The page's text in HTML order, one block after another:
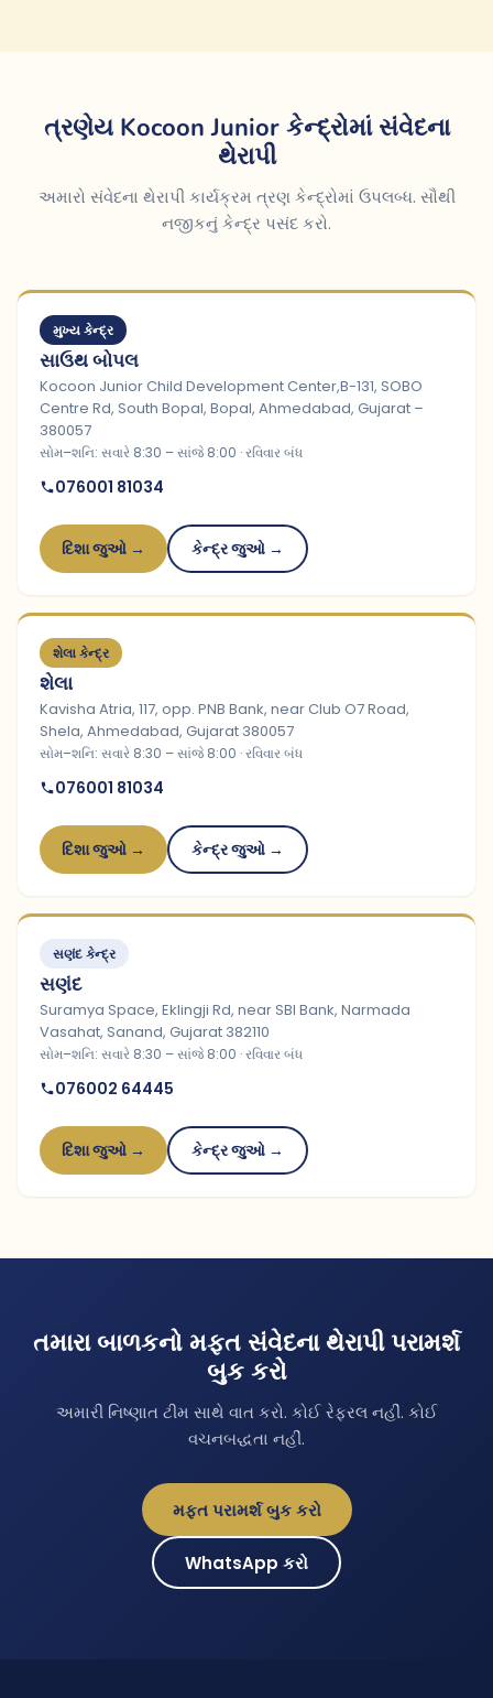
ત્રણેય Kocoon Junior કેન્દ્રોમાં સંવેદના
થેરાપી
અમારો સંવેદના થેરાપી કાર્યક્રમ ત્રણ કેન્દ્રોમાં ઉપલબ્ધ. સૌથી
નજીકનું કેન્દ્ર પસંદ કરો.
મુખ્ય કેન્દ્ર
સાઉથ બોપલ
Kocoon Junior Child Development Center,B-131, SOBO
Centre Rd, South Bopal, Bopal, Ahmedabad, Gujarat –
380057
સોમ–શનિ: સવારે 8:30 – સાંજે 8:00 · રવિવાર બંધ
076001 81034
દિશા જુઓ → કેન્દ્ર જુઓ →
શેલા કેન્દ્ર
શેલા
Kavisha Atria, 117, opp. PNB Bank, near Club O7 Road,
Shela, Ahmedabad, Gujarat 380057
સોમ–શનિ: સવારે 8:30 – સાંજે 8:00 · રવિવાર બંધ
076001 81034
દિશા જુઓ → કેન્દ્ર જુઓ →
સણંદ કેન્દ્ર
સણંદ
Suramya Space, Eklingji Rd, near SBI Bank, Narmada
Vasahat, Sanand, Gujarat 382110
સોમ–શનિ: સવારે 8:30 – સાંજે 8:00 · રવિવાર બંધ
076002 64445
દિશા જુઓ → કેન્દ્ર જુઓ →
તમારા બાળકનો મફત સંવેદના થેરાપી પરામર્શ
બુક કરો
અમારી નિષ્ણાત ટીમ સાથે વાત કરો. કોઈ રેફરલ નહીં. કોઈ
વચનબદ્ધતા નહીં.
મફત પરામર્શ બુક કરો
WhatsApp કરો